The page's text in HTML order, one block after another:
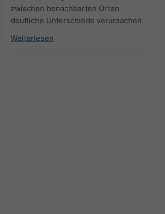
zwischen benachbarten Orten
deutliche Unterschiede verursachen.
Weiterlesen